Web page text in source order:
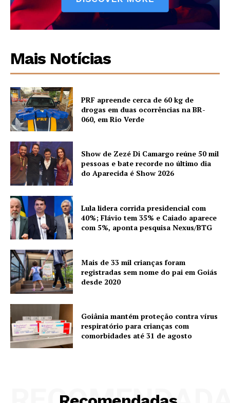
Mais Notícias
PRF apreende cerca de 60 kg de
drogas em duas ocorrências na BR-
060, em Rio Verde
Show de Zezé Di Camargo reúne 50 mil
pessoas e bate recorde no último dia
do Aparecida é Show 2026
Lula lidera corrida presidencial com
40%; Flávio tem 35% e Caiado aparece
com 5%, aponta pesquisa Nexus/BTG
Mais de 33 mil crianças foram
registradas sem nome do pai em Goiás
desde 2020
Goiânia mantém proteção contra vírus
respiratório para crianças com
comorbidades até 31 de agosto